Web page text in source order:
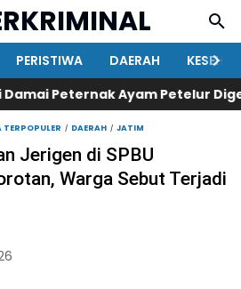
PERISTIWA DAERAH
Peternak Ayam Petelur Digelar
TERPOPULER DAERAH JATIM
Jerigen di SPBU
Warga Sebut Terjadi